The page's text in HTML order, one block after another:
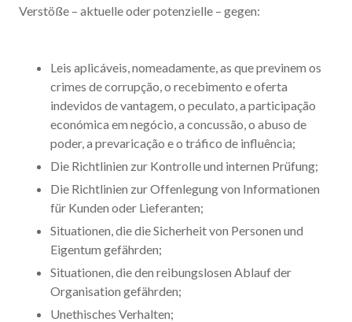
Verstöße – aktuelle oder potenzielle – gegen:
Leis aplicáveis, nomeadamente, as que previnem os
crimes de corrupção, o recebimento e oferta
indevidos de vantagem, o peculato, a participação
económica em negócio, a concussão, o abuso de
poder, a prevaricação e o tráfico de influência;
Die Richtlinien zur Kontrolle und internen Prüfung;
Die Richtlinien zur Offenlegung von Informationen
für Kunden oder Lieferanten;
Situationen, die die Sicherheit von Personen und
Eigentum gefährden;
Situationen, die den reibungslosen Ablauf der
Organisation gefährden;
Unethisches Verhalten;